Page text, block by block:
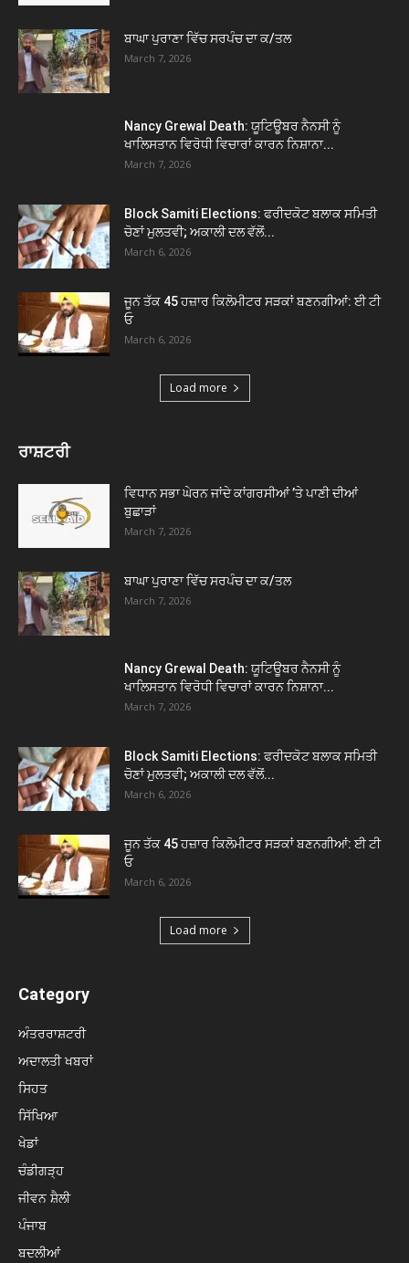
ਬਾਘਾ ਪੁਰਾਣਾ ਵਿੱਚ ਸਰਪੰਚ ਦਾ ਕ/ਤਲ
March 7, 2026
Nancy Grewal Death: ਯੂਟਿਊਬਰ ਨੈਨਸੀ ਨੂੰ
ਖਾਲਿਸਤਾਨ ਵਿਰੋਧੀ ਵਿਚਾਰਾਂ ਕਾਰਨ ਨਿਸ਼ਾਨਾ...
March 7, 2026
Block Samiti Elections: ਫਰੀਦਕੋਟ ਬਲਾਕ ਸਮਿਤੀ
ਚੋਣਾਂ ਮੁਲਤਵੀ; ਅਕਾਲੀ ਦਲ ਵੱਲੋਂ...
March 6, 2026
ਜੂਨ ਤੱਕ 45 ਹਜ਼ਾਰ ਕਿਲੋਮੀਟਰ ਸੜਕਾਂ ਬਣਨਗੀਆਂ: ਈ ਟੀ
ਓ
March 6, 2026
Load more
ਰਾਸ਼ਟਰੀ
ਵਿਧਾਨ ਸਭਾ ਘੇਰਨ ਜਾਂਦੇ ਕਾਂਗਰਸੀਆਂ ’ਤੇ ਪਾਣੀ ਦੀਆਂ
ਬੁਛਾੜਾਂ
March 7, 2026
ਬਾਘਾ ਪੁਰਾਣਾ ਵਿੱਚ ਸਰਪੰਚ ਦਾ ਕ/ਤਲ
March 7, 2026
Nancy Grewal Death: ਯੂਟਿਊਬਰ ਨੈਨਸੀ ਨੂੰ
ਖਾਲਿਸਤਾਨ ਵਿਰੋਧੀ ਵਿਚਾਰਾਂ ਕਾਰਨ ਨਿਸ਼ਾਨਾ...
March 7, 2026
Block Samiti Elections: ਫਰੀਦਕੋਟ ਬਲਾਕ ਸਮਿਤੀ
ਚੋਣਾਂ ਮੁਲਤਵੀ; ਅਕਾਲੀ ਦਲ ਵੱਲੋਂ...
March 6, 2026
ਜੂਨ ਤੱਕ 45 ਹਜ਼ਾਰ ਕਿਲੋਮੀਟਰ ਸੜਕਾਂ ਬਣਨਗੀਆਂ: ਈ ਟੀ
ਓ
March 6, 2026
Load more
Category
ਅੰਤਰਰਾਸ਼ਟਰੀ
ਅਦਾਲਤੀ ਖਬਰਾਂ
ਸਿਹਤ
ਸਿੱਖਿਆ
ਖੇਡਾਂ
ਚੰਡੀਗੜ੍ਹ
ਜੀਵਨ ਸ਼ੈਲੀ
ਪੰਜਾਬ
ਬਦਲੀਆਂ